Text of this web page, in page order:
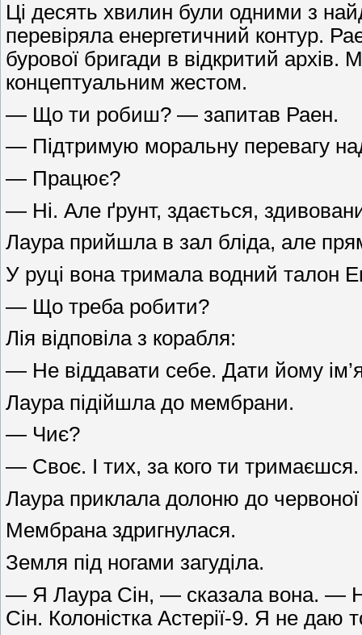
Ці десять хвилин були одними з
перевіряла енергетичний контур.
бурової бригади в відкритий архів.
концептуальним жестом.
— Що ти робиш? — запитав Раен.
— Підтримую моральну перевагу
— Працює?
— Ні. Але ґрунт, здається,
Лаура прийшла в зал бліда, але
У руці вона тримала водний талон
— Що треба робити?
Лія відповіла з корабля:
— Не віддавати себе. Дати йому
Лаура підійшла до мембрани.
— Чиє?
— Своє. І тих, за кого ти тримаєшся.
Лаура приклала долоню до
Мембрана здригнулася.
Земля під ногами загуділа.
— Я Лаура Сін, — сказала вона. —
Сін. Колоністка Астерії-9. Я не